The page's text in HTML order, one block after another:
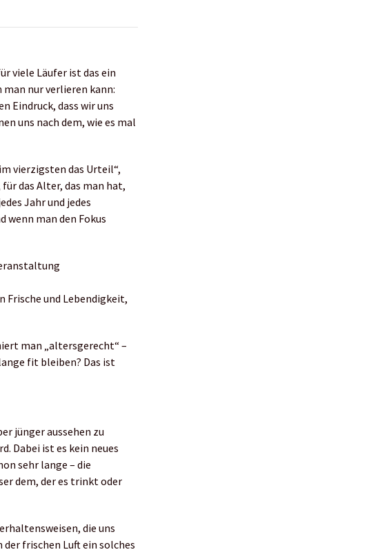
viele Läufer ist das ein
nur verlieren kann:
Eindruck, dass wir uns
uns nach dem, wie es mal
vierzigsten das Urteil“,
das Alter, das man hat,
Jahr und jedes
wenn man den Fokus
Frische und Lebendigkeit,
man „altersgerecht“ –
fit bleiben? Das ist
jünger aussehen zu
Dabei ist es kein neues
sehr lange – die
dem, der es trinkt oder
die uns
frischen Luft ein solches